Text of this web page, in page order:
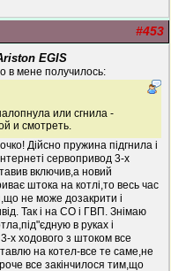
#453
EGIS
в мене получилось:
или сгнила -
и смотреть.
Дійсно пружина підгнила і
сервопривод 3-х
включив,а новий
штока на котлі,то весь час
не може дозакрити і
Так і на СО і ГВП. Знімаю
в руках і
х ходового з штоком все
на котел-все те саме,не
все закінчилося тим,що